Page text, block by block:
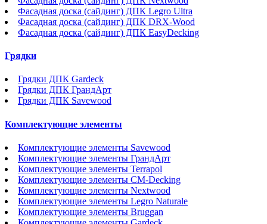
Фасадная доска (сайдинг) ДПК Legro Ultra
Фасадная доска (сайдинг) ДПК DRX-Wood
Фасадная доска (сайдинг) ДПК EasyDecking
Грядки
Грядки ДПК Gardeck
Грядки ДПК ГрандАрт
Грядки ДПК Savewood
Комплектующие элементы
Комплектующие элементы Savewood
Комплектующие элементы ГрандАрт
Комплектующие элементы Terrapol
Комплектующие элементы CM-Decking
Комплектующие элементы Nextwood
Комплектующие элементы Legro Naturale
Комплектующие элементы Bruggan